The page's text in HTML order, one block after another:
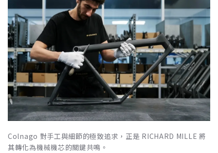
Colnago 對手工與細節的極致追求，正是 RICHARD MILLE 將
其轉化為機械機芯的關鍵共鳴。